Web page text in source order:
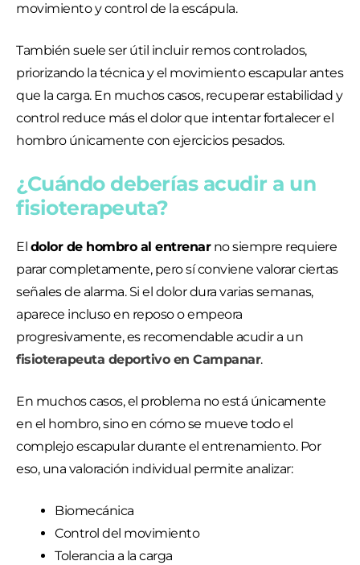
movimiento y control de la escápula.
También suele ser útil incluir remos controlados,
priorizando la técnica y el movimiento escapular antes
que la carga. En muchos casos, recuperar estabilidad y
control reduce más el dolor que intentar fortalecer el
hombro únicamente con ejercicios pesados.
¿Cuándo deberías acudir a un
fisioterapeuta?
El dolor de hombro al entrenarno siempre requiere
parar completamente, pero sí conviene valorar ciertas
señales de alarma. Si el dolor dura varias semanas,
aparece incluso en reposo o empeora
progresivamente, es recomendable acudir a un
fisioterapeuta deportivo en Campanar.
En muchos casos, el problema no está únicamente
en el hombro, sino en cómo se mueve todo el
complejo escapular durante el entrenamiento. Por
eso, una valoración individual permite analizar:
Biomecánica
Control del movimiento
Tolerancia a la carga